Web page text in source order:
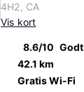
4H2, CA
Vis kort
8.6/10 Godt
42.1 km
Gratis Wi-Fi